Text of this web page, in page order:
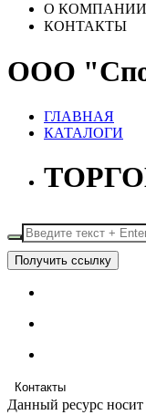
О КОМПАНИИ
КОНТАКТЫ
ООО
ГЛАВНАЯ
КАТАЛОГИ
Получить ссылку
Контакты
Данный ресурс